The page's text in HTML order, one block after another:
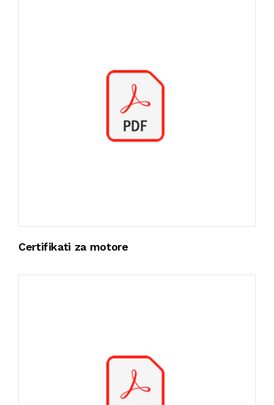
Certifikati za motore